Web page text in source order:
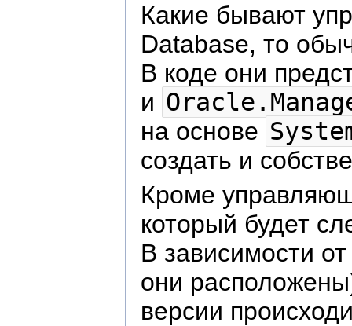
Какие бывают
Database, то
В коде они
и
на основе
создать и
Кроме
который будет
В зависимости
они
версии